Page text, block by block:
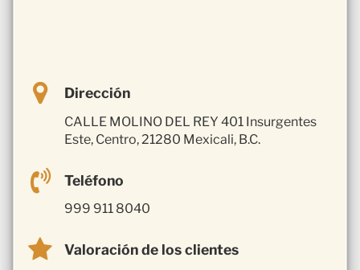
Dirección
CALLE MOLINO DEL REY 401 Insurgentes
Este, Centro, 21280 Mexicali, B.C.
Teléfono
999 911 8040
Valoración de los clientes